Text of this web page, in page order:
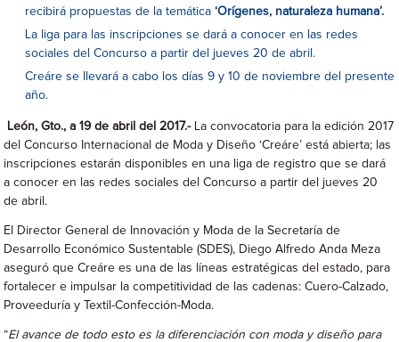
recibirá propuestas de la temática‘Orígenes, naturaleza humana’.
La liga para las inscripciones se dará a conocer en las redes
sociales del Concurso a partir del jueves 20 de abril.
Creáre se llevará a cabo los días 9 y 10 de noviembre del presente
año.
León, Gto., a 19 de abril del 2017.- La convocatoria para la edición 2017
del Concurso Internacional de Moda y Diseño ‘Creáre’ está abierta; las
inscripciones estarán disponibles en una liga de registro que se dará
a conocer en las redes sociales del Concurso a partir del jueves 20
de abril.
El Director General de Innovación y Moda de la Secretaría de
Desarrollo Económico Sustentable (SDES), Diego Alfredo Anda Meza
aseguró que Creáre es una de las líneas estratégicas del estado, para
fortalecer e impulsar la competitividad de las cadenas: Cuero-Calzado,
Proveeduría y Textil-Confección-Moda.
“El avance de todo esto es la diferenciación con moda y diseño para